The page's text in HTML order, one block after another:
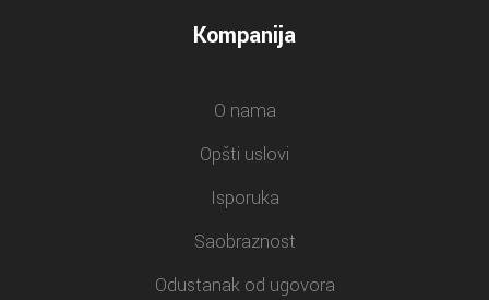
Kompanija
O nama
Opšti uslovi
Isporuka
Saobraznost
Odustanak od ugovora